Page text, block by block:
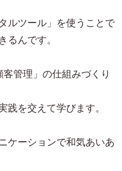
ルツール」を使うことで
るんです。
管理」の仕組みづくり
践を交えて学びます。
ケーションで和気あいあ